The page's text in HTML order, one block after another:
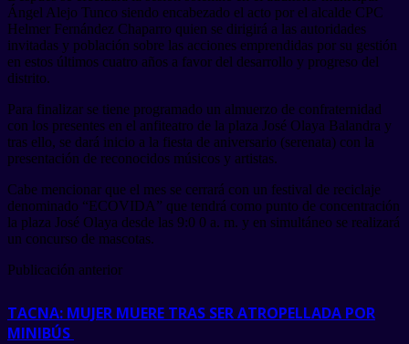
Ángel Alejo Tunco siendo encabezado el acto por el alcalde CPC
Helmer Fernández Chaparro quien se dirigirá a las autoridades
invitadas y población sobre las acciones emprendidas por su gestión
en estos últimos cuatro años a favor del desarrollo y progreso del
distrito.
Para finalizar se tiene programado un almuerzo de confraternidad
con los presentes en el anfiteatro de la plaza José Olaya Balandra y
tras ello, se dará inicio a la fiesta de aniversario (serenata) con la
presentación de reconocidos músicos y artistas.
Cabe mencionar que el mes se cerrará con un festival de reciclaje
denominado “ECOVIDA” que tendrá como punto de concentración
la plaza José Olaya desde las 9:0 0 a. m. y en simultáneo se realizará
un concurso de mascotas.
Publicación anterior
TACNA: MUJER MUERE TRAS SER ATROPELLADA POR
MINIBÚS